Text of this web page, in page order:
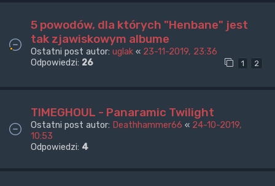
5 powodów, dla których "Henbane" jest
tak zjawiskowym albume
Ostatni post autor: uglak « 23-11-2019, 23:36
Odpowiedzi: 26 1 2
TIMEGHOUL - Panaramic Twilight
Ostatni post autor: Deathhammer66 « 24-10-2019,
10:53
Odpowiedzi: 4